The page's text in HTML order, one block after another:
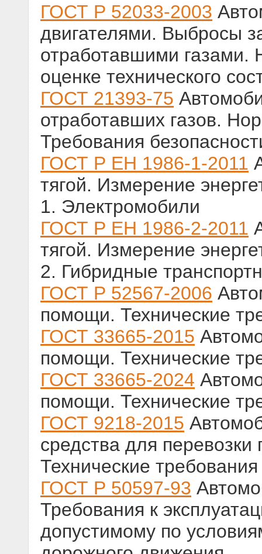
ГОСТ Р 52033-2003
двигателями. Выбросы
отработавшими газами.
оценке технического
ГОСТ 21393-75
отработавших газов.
Требования
ГОСТ Р ЕН 1986-1-2011
тягой. Измерение
1. Электромобили
ГОСТ Р ЕН 1986-2-2011
тягой. Измерение
2. Гибридные
ГОСТ Р 52567-2006
помощи. Технические
ГОСТ 33665-2015
помощи. Технические
ГОСТ 33665-2024
помощи. Технические
ГОСТ 9218-2015
средства для
Технические
ГОСТ Р 50597-93
Требования к
допустимому по